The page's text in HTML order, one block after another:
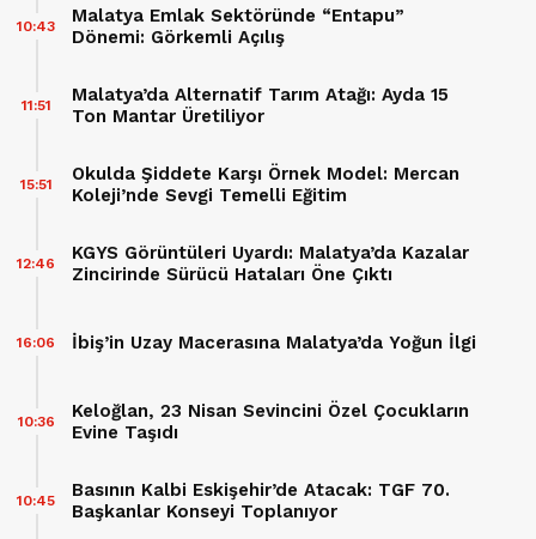
Malatya Emlak Sektöründe “Entapu”
Dönemi: Görkemli Açılış
10:43
Malatya’da Alternatif Tarım Atağı: Ayda 15
Ton Mantar Üretiliyor
11:51
Okulda Şiddete Karşı Örnek Model: Mercan
Koleji’nde Sevgi Temelli Eğitim
15:51
KGYS Görüntüleri Uyardı: Malatya’da Kazalar
Zincirinde Sürücü Hataları Öne Çıktı
12:46
İbiş’in Uzay Macerasına Malatya’da Yoğun İlgi
16:06
Keloğlan, 23 Nisan Sevincini Özel Çocukların
Evine Taşıdı
10:36
Basının Kalbi Eskişehir’de Atacak: TGF 70.
Başkanlar Konseyi Toplanıyor
10:45